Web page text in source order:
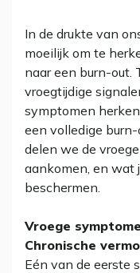
In de drukte van
moeilijk om te
naar een burn-out.
vroegtijdige
symptomen
een volledige
delen we de
aankomen, en wat
beschermen.
Vroege
Chronische
Eén van de eerste